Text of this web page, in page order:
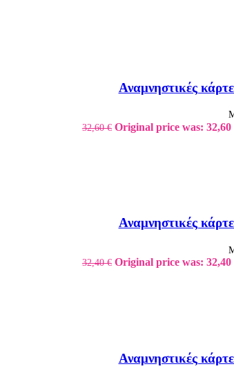
Αναμνηστικές
32,60€ Original price was: 32,60
Αναμνηστικές
32,40€ Original price was: 32,40
Αναμνηστικές